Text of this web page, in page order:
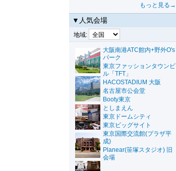
もっと見る→
▼人気会場
地域:
大阪南港ATC館内+野外O's
パーク
東京ファッションタウンビ
ル「TFT」
HACOSTADIUM 大阪
名古屋市公会堂
Booty東京
としまえん
東京ドームシティ
東京ビッグサイト
東京国際交流館(プラザ平
成)
Planear(笹塚スタジオ) 旧
会場